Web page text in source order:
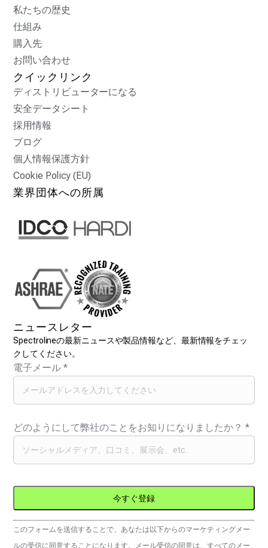
私たちの歴史
仕組み
購入先
お問い合わせ
クイックリンク
ディストリビューターになる
安全データシート
採用情報
ブログ
個人情報保護方針
Cookie Policy (EU)
業界団体への所属
ニュースレター
Spectrolineの最新ニュースや製品情報など、最新情報をチェッ
クしてください。
電子メール*
どのようにして弊社のことをお知りになりましたか？*
コ
ン
このフォームを送信することで、あなたは以下からのマーケティングメー
ルの受信に同意することになります。メール受信の同意は、すべてのメー